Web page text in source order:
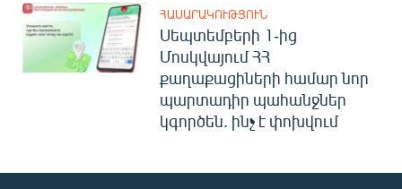
ՀԱՍԱՐԱԿՈՒԹՅՈՒՆ
Սեպտեմբերի 1-ից
Մոսկվայում ՀՀ
քաղաքացիների համար նոր
պարտադիր պահանջներ
կգործեն. ինչ է փոխվում